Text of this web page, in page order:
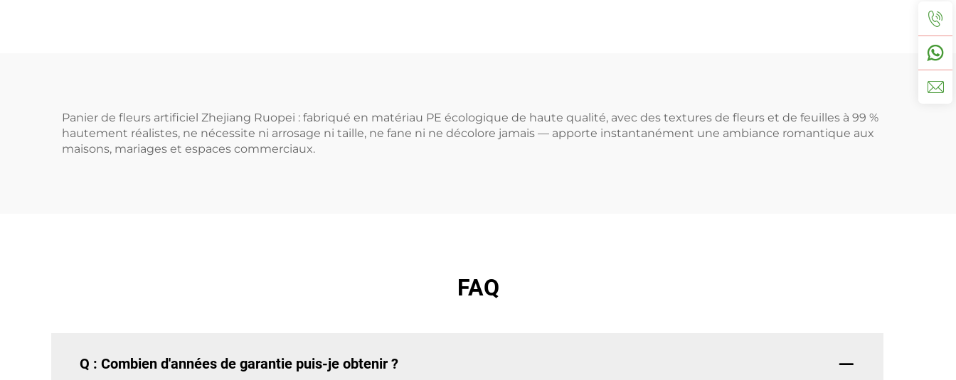
Panier de fleurs artificiel Zhejiang Ruopei : fabriqué en matériau PE écologique de haute qualité, avec des textures de fleurs et de feuilles à 99 %
hautement réalistes, ne nécessite ni arrosage ni taille, ne fane ni ne décolore jamais — apporte instantanément une ambiance romantique aux
maisons, mariages et espaces commerciaux.
FAQ
Q : Combien d'années de garantie puis-je obtenir ?